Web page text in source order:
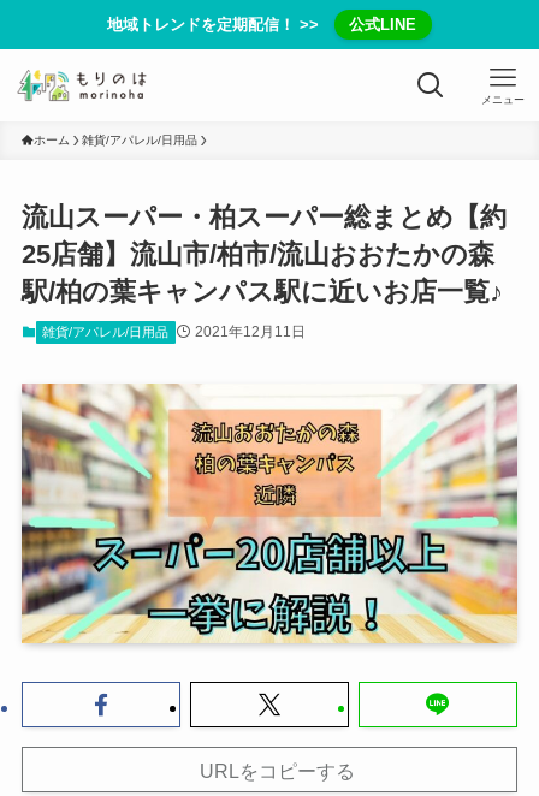
地域トレンドを定期配信！ >> 公式LINE
メニュー
ホーム 雑貨/アパレル/日用品
流山スーパー・柏スーパー総まとめ【約
25店舗】流山市/柏市/流山おおたかの森
駅/柏の葉キャンパス駅に近いお店一覧♪
雑貨/アパレル/日用品 2021年12月11日
URLをコピーする